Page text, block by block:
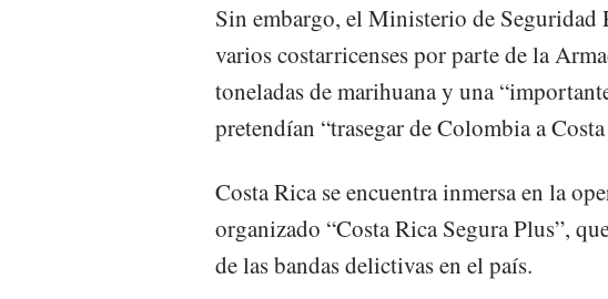
Sin embargo, el Ministerio de
varios costarricenses por parte de la
toneladas de marihuana y una
pretendían “trasegar de Colombia a
Costa Rica se encuentra inmersa en la
organizado “Costa Rica Segura Plus”,
de las bandas delictivas en el país.